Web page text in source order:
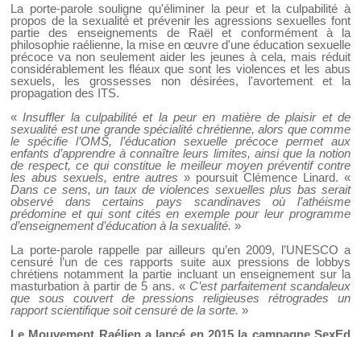
La porte-parole souligne qu'éliminer la peur et la culpabilité à
propos de la sexualité et prévenir les agressions sexuelles font
partie des enseignements de Raël et conformément à la
philosophie raélienne, la mise en œuvre d'une éducation sexuelle
précoce va non seulement aider les jeunes à cela, mais réduit
considérablement les fléaux que sont les violences et les abus
sexuels, les grossesses non désirées, l'avortement et la
propagation des ITS.
« Insuffler la culpabilité et la peur en matière de plaisir et de
sexualité est une grande spécialité chrétienne, alors que comme
le spécifie l’OMS, l’éducation sexuelle précoce permet aux
enfants d’apprendre à connaître leurs limites, ainsi que la notion
de respect, ce qui constitue le meilleur moyen préventif contre
les abus sexuels, entre autres » poursuit Clémence Linard. «
Dans ce sens, un taux de violences sexuelles plus bas serait
observé dans certains pays scandinaves où l’athéisme
prédomine et qui sont cités en exemple pour leur programme
d’enseignement d’éducation à la sexualité. »
La porte-parole rappelle par ailleurs qu’en 2009, l’UNESCO a
censuré l’un de ces rapports suite aux pressions de lobbys
chrétiens notamment la partie incluant un enseignement sur la
masturbation à partir de 5 ans. « C’est parfaitement scandaleux
que sous couvert de pressions religieuses rétrogrades un
rapport scientifique soit censuré de la sorte. »
Le Mouvement Raélien a lancé en 2015 la campagne SexEd